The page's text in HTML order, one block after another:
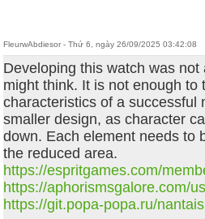
FleurwAbdiesor - Thứ 6, ngày 26/09/2025 03:42:08
Developing this watch was not
might think. It is not enough to
characteristics of a successful
smaller design, as character
down. Each element needs to
the reduced area.
https://espritgames.com/
https://aphorismsgalore.com/
https://git.popa-popa.ru/